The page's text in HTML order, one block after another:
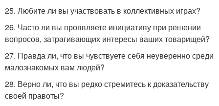
25. Любите ли вы участвовать в коллективных играх?
26. Часто ли вы проявляете инициативу при решении
вопросов, затрагивающих интересы ваших товарищей?
27. Правда ли, что вы чувствуете себя неуверенно среди
малознакомых вам людей?
28. Верно ли, что вы редко стремитесь к доказательству
своей правоты?